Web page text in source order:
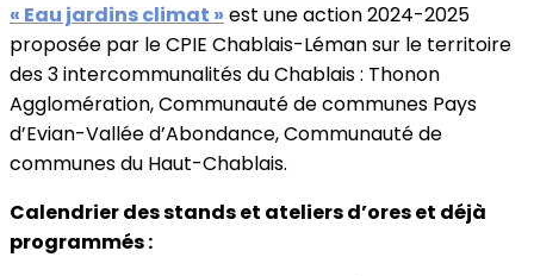
« Eau jardins climat » est une action 2024-2025
proposée par le CPIE Chablais-Léman sur le territoire
des 3 intercommunalités du Chablais : Thonon
Agglomération, Communauté de communes Pays
d’Evian-Vallée d’Abondance, Communauté de
communes du Haut-Chablais.
Calendrier des stands et ateliers d’ores et déjà
programmés :